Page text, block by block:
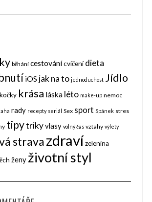
běhání cestovánícvičení dieta
iOS jak na to jednoduchost Jídlo
kočky krása láska léto make-up nemoc
rady recepty seriál Sex sport Spánek stres
tipytrikyvlasy volný čas vztahy výlety
stravazdravízelenina
ženy životní styl